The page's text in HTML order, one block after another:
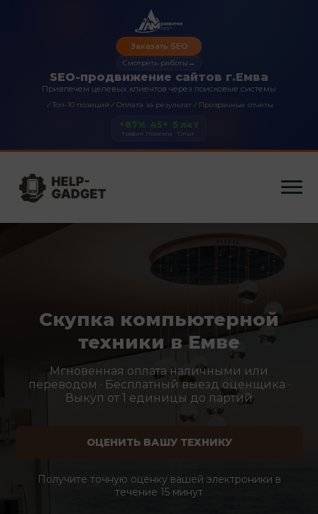
SEO-продвижение сайтов г.Емва
Привлечем целевых клиентов через поисковые системы
✓Топ-10 позиций ✓Оплата за результат✓ Прозрачные отчеты
Заказать SEO
Смотреть работы →
+87%
Трафик
45+
Проекты
5 лет
Опыт
Скупка компьютерной
техники в Емве
Мгновенная оплата наличными или
переводом · Бесплатный выезд оценщика ·
Выкуп от 1 единицы до партий
ОЦЕНИТЬ ВАШУ ТЕХНИКУ
Получите точную оценку вашей электроники в
течение 15 минут